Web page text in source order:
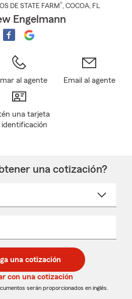
DE STATE FARM®, COCOA, FL
Engelmann
al agente Email al agente
una tarjeta
identificación
una cotización?
una cotización
con una cotización
serán proporcionados en inglés.